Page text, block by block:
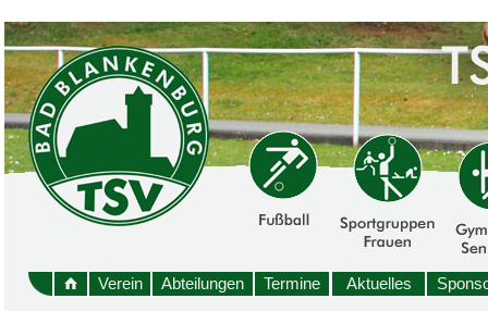
Verein Abteilungen Termine Aktuelles